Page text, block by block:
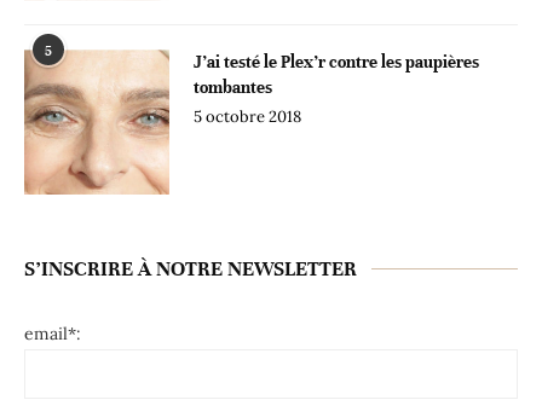
5
J’ai testé le Plex’r contre les paupières
tombantes
5 octobre 2018
S’INSCRIRE À NOTRE NEWSLETTER
email*: